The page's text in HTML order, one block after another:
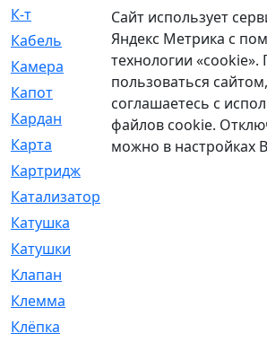
К-т
[13]
Кабель
[50]
Камера
[4]
Капот
[144]
Кардан
[131]
Карта
[2]
Картридж
Катализатор
Катушка
Катушки
Клапан
Клемма
Клёпка
Сайт использует
Яндекс Метрика с
технологии
пользоваться
соглашаетесь с
файлов cookie.
можно в настройках